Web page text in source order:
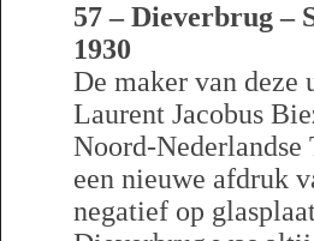
57 – Dieverbrug –
1930
De maker van deze
Laurent Jacobus
Noord-
een nieuwe afdruk
negatief op